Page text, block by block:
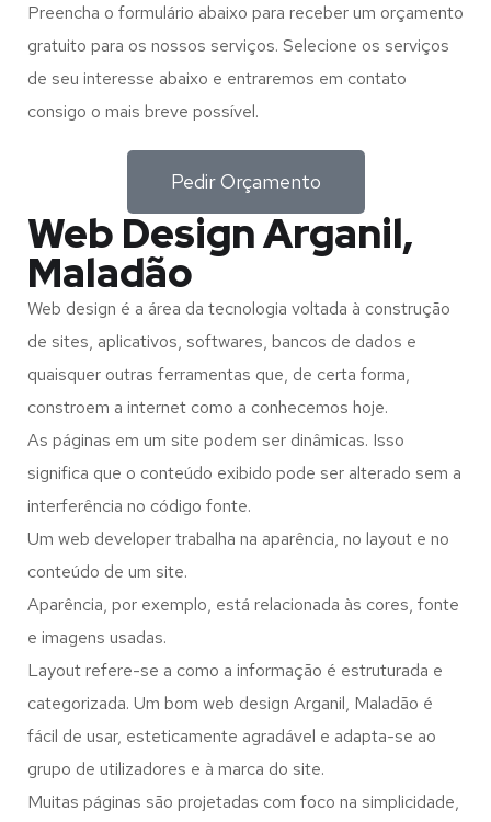
Preencha o formulário abaixo para receber um orçamento
gratuito para os nossos serviços. Selecione os serviços
de seu interesse abaixo e entraremos em contato
consigo o mais breve possível.
Pedir Orçamento
Web Design Arganil,
Maladão
Web design é a área da tecnologia voltada à construção
de sites, aplicativos, softwares, bancos de dados e
quaisquer outras ferramentas que, de certa forma,
constroem a internet como a conhecemos hoje.
As páginas em um site podem ser dinâmicas. Isso
significa que o conteúdo exibido pode ser alterado sem a
interferência no código fonte.
Um web developer trabalha na aparência, no layout e no
conteúdo de um site.
Aparência, por exemplo, está relacionada às cores, fonte
e imagens usadas.
Layout refere-se a como a informação é estruturada e
categorizada. Um bom web design Arganil, Maladão é
fácil de usar, esteticamente agradável e adapta-se ao
grupo de utilizadores e à marca do site.
Muitas páginas são projetadas com foco na simplicidade,